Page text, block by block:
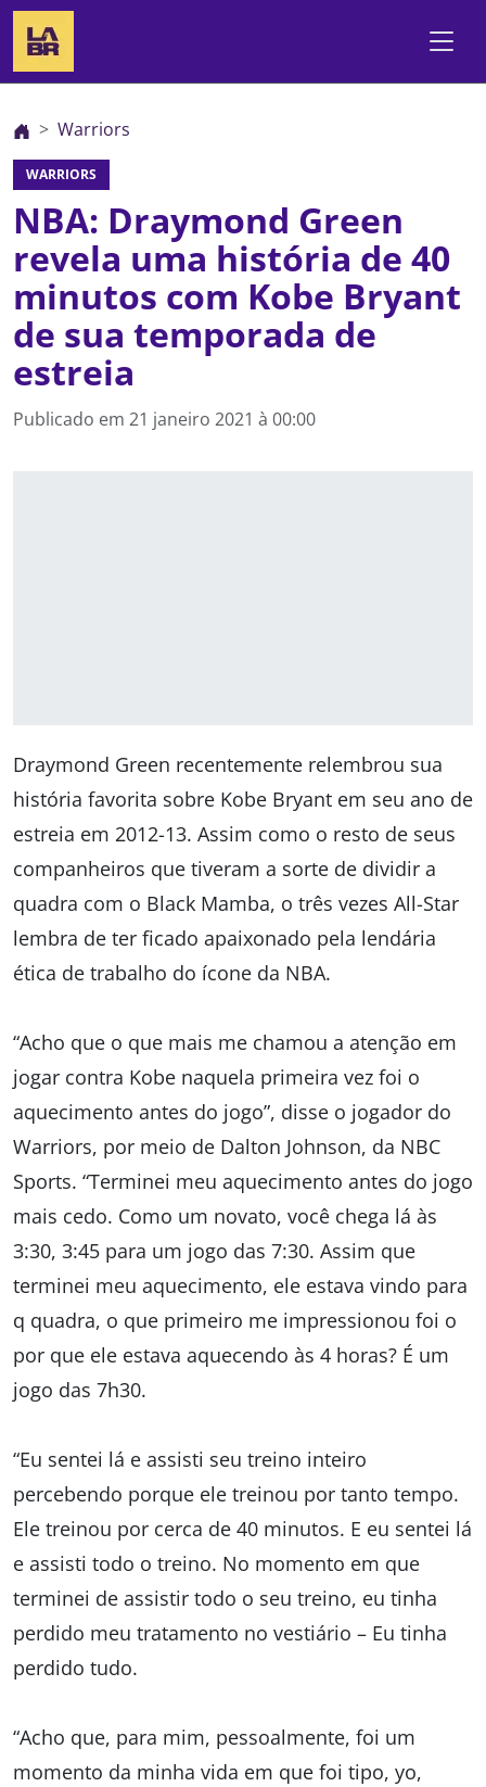
Warriors
WARRIORS
NBA: Draymond Green
revela uma história de 40
minutos com Kobe Bryant
de sua temporada de
estreia
Publicado em 21 janeiro 2021 à 00:00
Draymond Green recentemente relembrou sua
história favorita sobre Kobe Bryant em seu ano de
estreia em 2012-13. Assim como o resto de seus
companheiros que tiveram a sorte de dividir a
quadra com o Black Mamba, o três vezes All-Star
lembra de ter ficado apaixonado pela lendária
ética de trabalho do ícone da NBA.
“Acho que o que mais me chamou a atenção em
jogar contra Kobe naquela primeira vez foi o
aquecimento antes do jogo”, disse o jogador do
Warriors, por meio de Dalton Johnson, da NBC
Sports. “Terminei meu aquecimento antes do jogo
mais cedo. Como um novato, você chega lá às
3:30, 3:45 para um jogo das 7:30. Assim que
terminei meu aquecimento, ele estava vindo para
q quadra, o que primeiro me impressionou foi o
por que ele estava aquecendo às 4 horas? É um
jogo das 7h30.
“Eu sentei lá e assisti seu treino inteiro
percebendo porque ele treinou por tanto tempo.
Ele treinou por cerca de 40 minutos. E eu sentei lá
e assisti todo o treino. No momento em que
terminei de assistir todo o seu treino, eu tinha
perdido meu tratamento no vestiário – Eu tinha
perdido tudo.
“Acho que, para mim, pessoalmente, foi um
momento da minha vida em que foi tipo, yo,